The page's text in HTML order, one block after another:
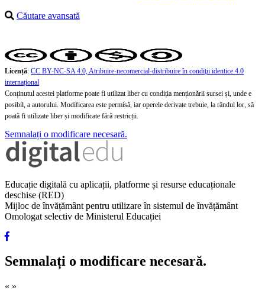
Căutare avansată
Licență: CC BY-NC-SA 4.0, Atribuire-necomercial-distribuire în condiţii identice 4.0
internațional
Conținutul acestei platforme poate fi utilizat liber cu condiția menționării sursei și, unde e
posibil, a autorului. Modificarea este permisă, iar operele derivate trebuie, la rândul lor, să
poată fi utilizate liber și modificate fără restricții.
Semnalați o modificare necesară.
Educație digitală cu aplicații, platforme și resurse educaționale
deschise (RED)
Mijloc de învățământ pentru utilizare în sistemul de învățământ
Omologat selectiv de Ministerul Educației
Semnalați o modificare necesară.
« »